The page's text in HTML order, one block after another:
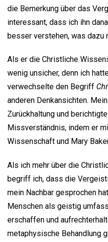
die Bemerkung über das
interessant, dass ich ihn
besser verstehen, was dazu
Als er die Christliche
wenig unsicher, denn ich
verwechselte den Begriff
anderen Denkansichten.
Zurückhaltung und
Missverständnis, indem er
Wissenschaft und Mary
Als ich mehr über die
begriff ich, dass die
mein Nachbar gesprochen
Menschen als geistig
erschaffen und
metaphysische Behandlung